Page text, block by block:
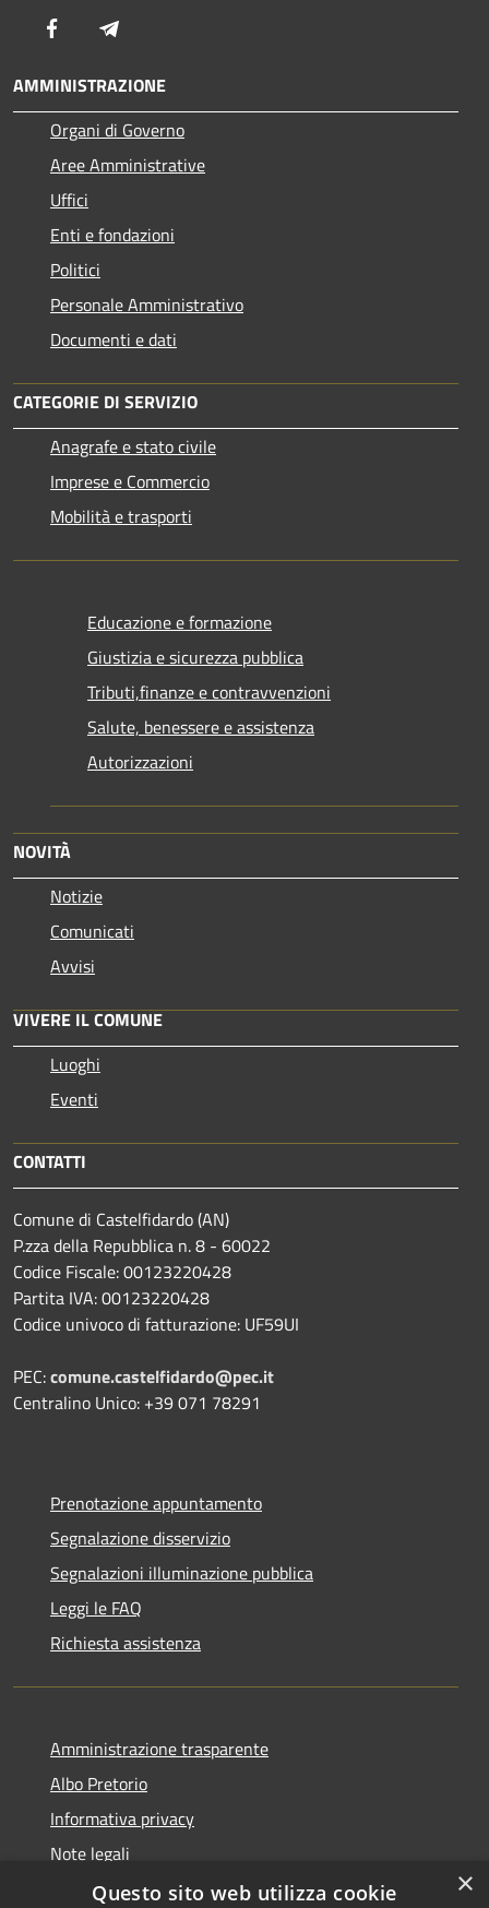
Facebook
AMMINISTRAZIONE
Organi di Governo
Aree Amministrative
Uffici
Enti e fondazioni
Politici
Personale Amministrativo
Documenti e dati
CATEGORIE DI SERVIZIO
Anagrafe e stato civile
Imprese e Commercio
Mobilità e trasporti
Educazione e formazione
Giustizia e sicurezza pubblica
Tributi,finanze e contravvenzioni
Salute, benessere e assistenza
Autorizzazioni
NOVITÀ
Notizie
Comunicati
Avvisi
VIVERE IL COMUNE
Luoghi
Eventi
CONTATTI
Comune di Castelfidardo (AN)
P.zza della Repubblica n. 8 - 60022
Codice Fiscale: 00123220428
Partita IVA: 00123220428
Codice univoco di fatturazione: UF59UI
PEC:comune.castelfidardo@pec.it
Centralino Unico: +39 071 78291
Prenotazione appuntamento
Segnalazione disservizio
Segnalazioni illuminazione pubblica
Leggi le FAQ
Richiesta assistenza
Amministrazione trasparente
Albo Pretorio
Informativa privacy
Note legali
Dichiarazione di accessibilità
×
Questo sito web utilizza cookie